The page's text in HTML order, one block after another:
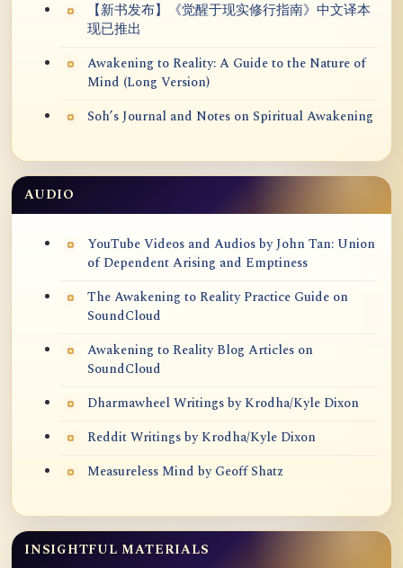
【新书发布】《觉醒于现实修行指南》中文译本
现已推出
Awakening to Reality: A Guide to the Nature of
Mind (Long Version)
Soh’s Journal and Notes on Spiritual Awakening
AUDIO
YouTube Videos and Audios by John Tan: Union
of Dependent Arising and Emptiness
The Awakening to Reality Practice Guide on
SoundCloud
Awakening to Reality Blog Articles on
SoundCloud
Dharmawheel Writings by Krodha/Kyle Dixon
Reddit Writings by Krodha/Kyle Dixon
Measureless Mind by Geoff Shatz
INSIGHTFUL MATERIALS